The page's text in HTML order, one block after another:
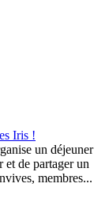
Iris !
un déjeuner
et de partager un
membres...